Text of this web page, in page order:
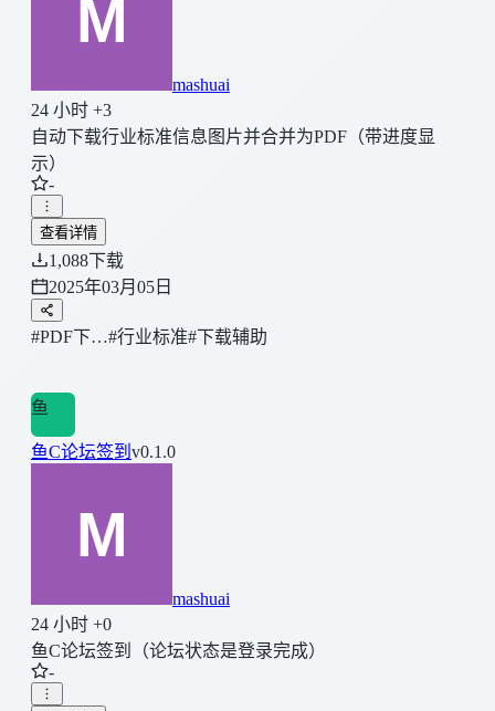
mashuai
24 小时 +3
自动下载行业标准信息图片并合并为PDF（带进度显
示）
-
查看详情
1,088下载
2025年03月05日
#PDF下…#行业标准#下载辅助
鱼
鱼C论坛签到 v0.1.0
mashuai
24 小时 +0
鱼C论坛签到（论坛状态是登录完成）
-